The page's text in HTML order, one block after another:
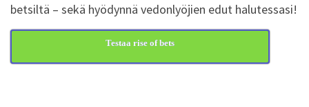
betsiltä – sekä hyödynnä vedonlyöjien edut halutessasi!
Testaa rise of bets